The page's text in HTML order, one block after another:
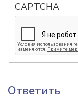
CAPTCHA
Ответить